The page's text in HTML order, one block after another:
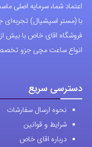
اعتماد شما، سرمایه اصلی
با (مستر اسپشیال) تجربه‌ای
انواع ساعت مچی جزو
دسترسی سریع
نحوه ارسال سفارشات
شرایط و قوانین
درباره اقای خاص